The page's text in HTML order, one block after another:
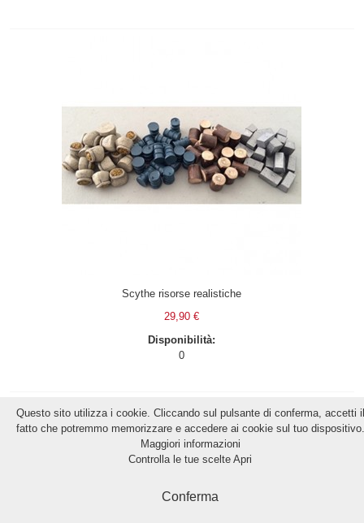
Questo sito utilizza i cookie. Cliccando sul pulsante di conferma, accetti il
fatto che potremmo memorizzare e accedere ai cookie sul tuo dispositivo.
Maggiori informazioni
Controlla le tue scelte Apri
Conferma
Scythe risorse realistiche
29,90 €
Disponibilità:
0